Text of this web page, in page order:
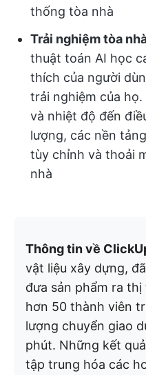
thống tòa nhà
Trải nghiệm tòa
thuật toán AI học
thích của người
trải nghiệm của
và nhiệt độ đến
lượng, các nền
tùy chỉnh và thoải
nhà
Thông tin về
vật liệu xây dựng,
đưa sản phẩm ra
hơn 50 thành viên
lượng chuyển giao
phút. Những kết
tập trung hóa các